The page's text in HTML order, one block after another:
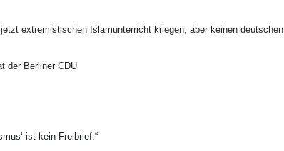
extremistischen Islamunterricht kriegen, aber keinen deutschen
der Berliner CDU
ist kein Freibrief.“